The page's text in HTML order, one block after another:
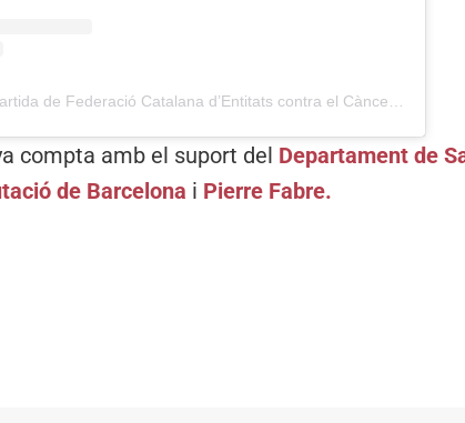
Una publicación compartida de Federació Catalana d’Entitats contra el Càncer (FECEC) (@fececfederacio)
compta amb el suport del Departament de
de Barcelona i Pierre Fabre.